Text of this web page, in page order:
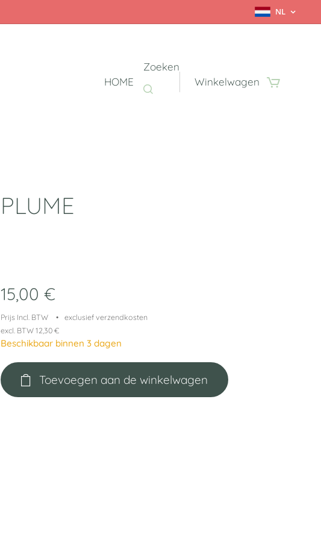
NL
HOME
Zoeken
Winkelwagen
PLUME
15,00 €
Prijs Incl. BTW
exclusief verzendkosten
excl. BTW 12,30 €
Beschikbaar binnen 3 dagen
Toevoegen aan de winkelwagen